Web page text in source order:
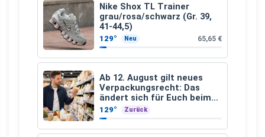
Nike Shox TL Trainer
grau/rosa/schwarz (Gr. 39,
41-44,5)
129° Neu 65,65 €
Ab 12. August gilt neues
Verpackungsrecht: Das
ändert sich für Euch beim
Einkauf
129° Zurück